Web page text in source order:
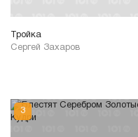
Тройка
Сергей Захаров